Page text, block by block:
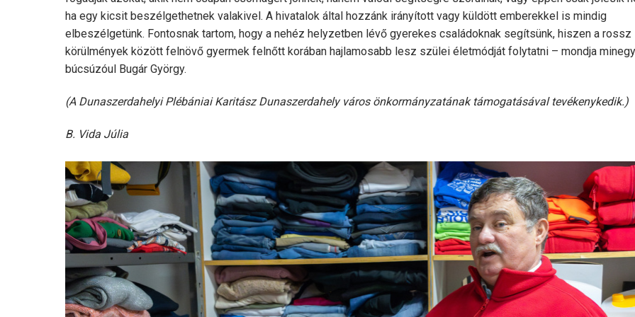
ha egy kicsit beszélgethetnek valakivel. A hivatalok által hozzánk irányított vagy küldött emberekkel is mindig
elbeszélgetünk. Fontosnak tartom, hogy a nehéz helyzetben lévő gyerekes családoknak segítsünk, hiszen a rossz
körülmények között felnövő gyermek felnőtt korában hajlamosabb lesz szülei életmódját folytatni – mondja minegy
búcsúzóul Bugár György.
(A Dunaszerdahelyi Plébániai Karitász Dunaszerdahely város önkormányzatának támogatásával tevékenykedik.)
B. Vida Júlia